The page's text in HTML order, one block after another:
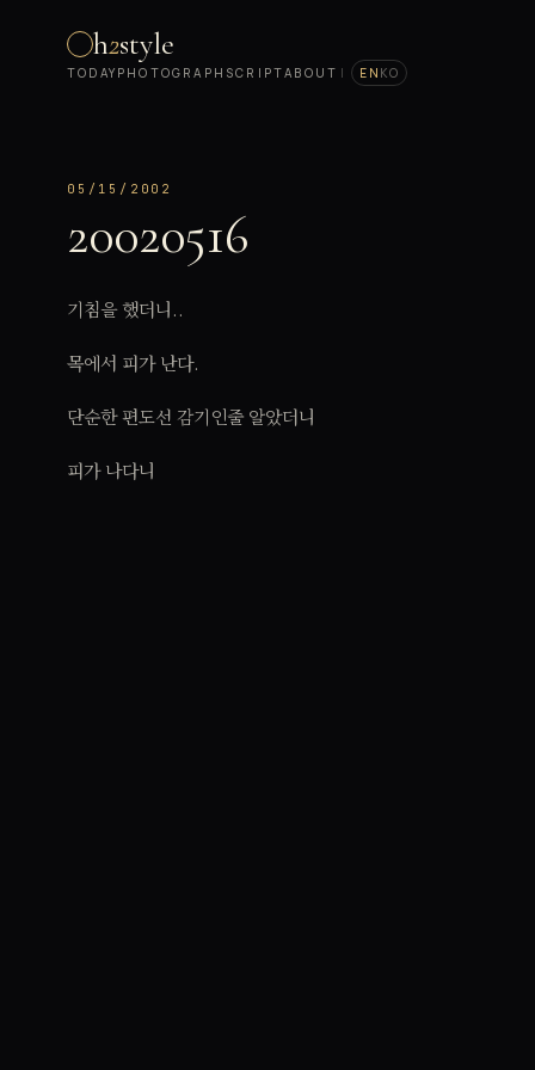
h2style
TODAY PHOTOGRAPH SCRIPTABOUT | EN KO
05/15/2002
20020516
기침을 했더니..
목에서 피가 난다.
단순한 편도선 감기인줄 알았더니
피가 나다니